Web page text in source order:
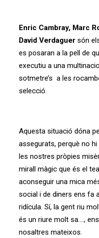
Enric Cambray, Marc
David Verdaguer són
es posaran a la pell de
executiu a una
sotmetre’s a les
selecció.
Aquesta situació dóna
assegurats, perquè no
les nostres pròpies
mirall màgic que és el
aconseguir una mica
social i de diners ens fa
ridícula. Sí, la gent riu
és un riure molt sa....,
nosaltres mateixos.